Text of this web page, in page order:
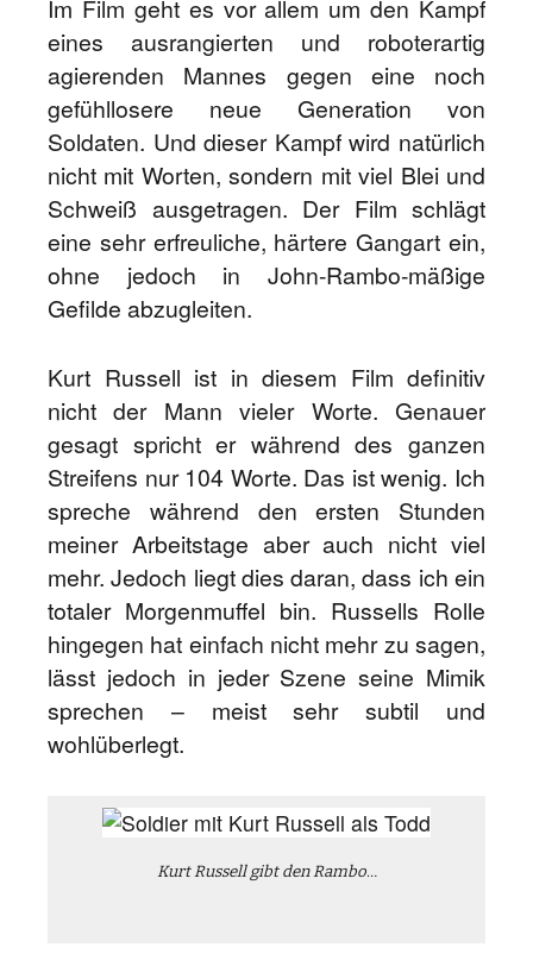
Im Film geht es vor allem um den Kampf
eines ausrangierten und roboterartig
agierenden Mannes gegen eine noch
gefühllosere neue Generation von
Soldaten. Und dieser Kampf wird natürlich
nicht mit Worten, sondern mit viel Blei und
Schweiß ausgetragen. Der Film schlägt
eine sehr erfreuliche, härtere Gangart ein,
ohne jedoch in John-Rambo-mäßige
Gefilde abzugleiten.
Kurt Russell ist in diesem Film definitiv
nicht der Mann vieler Worte. Genauer
gesagt spricht er während des ganzen
Streifens nur 104 Worte. Das ist wenig. Ich
spreche während den ersten Stunden
meiner Arbeitstage aber auch nicht viel
mehr. Jedoch liegt dies daran, dass ich ein
totaler Morgenmuffel bin. Russells Rolle
hingegen hat einfach nicht mehr zu sagen,
lässt jedoch in jeder Szene seine Mimik
sprechen – meist sehr subtil und
wohlüberlegt.
Kurt Russell gibt den Rambo…